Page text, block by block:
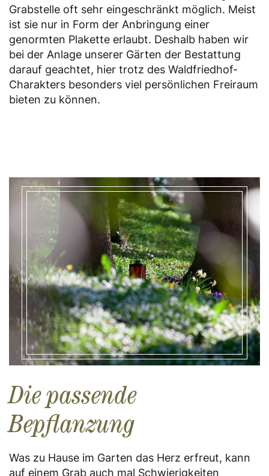
Grabstelle oft sehr eingeschränkt möglich. Meist
ist sie nur in Form der Anbringung einer
genormten Plakette erlaubt. Deshalb haben wir
bei der Anlage unserer Gärten der Bestattung
darauf geachtet, hier trotz des Waldfriedhof-
Charakters besonders viel persönlichen Freiraum
bieten zu können.
Die passende
Bepflanzung
Was zu Hause im Garten das Herz erfreut, kann
auf einem Grab auch mal Schwierigkeiten